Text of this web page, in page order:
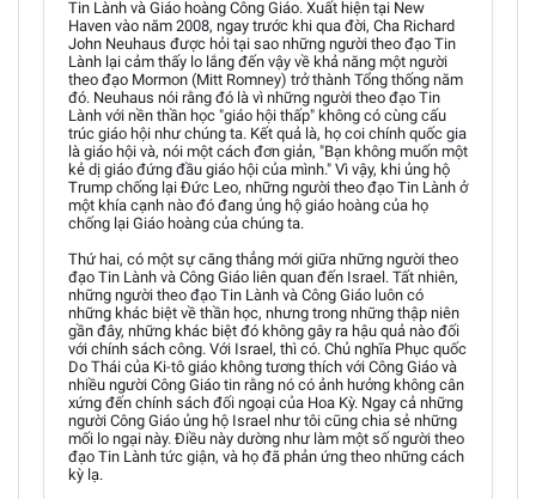
Tin Lành và Giáo hoàng Công Giáo. Xuất hiện tại New
Haven vào năm 2008, ngay trước khi qua đời, Cha Richard
John Neuhaus được hỏi tại sao những người theo đạo Tin
Lành lại cảm thấy lo lắng đến vậy về khả năng một người
theo đạo Mormon (Mitt Romney) trở thành Tổng thống năm
đó. Neuhaus nói rằng đó là vì những người theo đạo Tin
Lành với nền thần học "giáo hội thấp" không có cùng cấu
trúc giáo hội như chúng ta. Kết quả là, họ coi chính quốc gia
là giáo hội và, nói một cách đơn giản, "Bạn không muốn một
kẻ dị giáo đứng đầu giáo hội của mình." Vì vậy, khi ủng hộ
Trump chống lại Đức Leo, những người theo đạo Tin Lành ở
một khía cạnh nào đó đang ủng hộ giáo hoàng của họ
chống lại Giáo hoàng của chúng ta.
Thứ hai, có một sự căng thẳng mới giữa những người theo
đạo Tin Lành và Công Giáo liên quan đến Israel. Tất nhiên,
những người theo đạo Tin Lành và Công Giáo luôn có
những khác biệt về thần học, nhưng trong những thập niên
gần đây, những khác biệt đó không gây ra hậu quả nào đối
với chính sách công. Với Israel, thì có. Chủ nghĩa Phục quốc
Do Thái của Ki-tô giáo không tương thích với Công Giáo và
nhiều người Công Giáo tin rằng nó có ảnh hưởng không cân
xứng đến chính sách đối ngoại của Hoa Kỳ. Ngay cả những
người Công Giáo ủng hộ Israel như tôi cũng chia sẻ những
mối lo ngại này. Điều này dường như làm một số người theo
đạo Tin Lành tức giận, và họ đã phản ứng theo những cách
kỳ lạ.